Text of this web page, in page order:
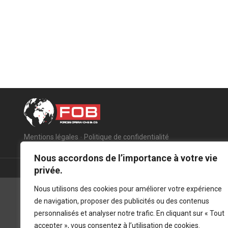
Nous accordons de l’importance à votre vie
privée.
Nous utilisons des cookies pour améliorer votre expérience
de navigation, proposer des publicités ou des contenus
personnalisés et analyser notre trafic. En cliquant sur « Tout
accepter », vous consentez à l’utilisation de cookies.
Mentions légales - Politique de confidentialité